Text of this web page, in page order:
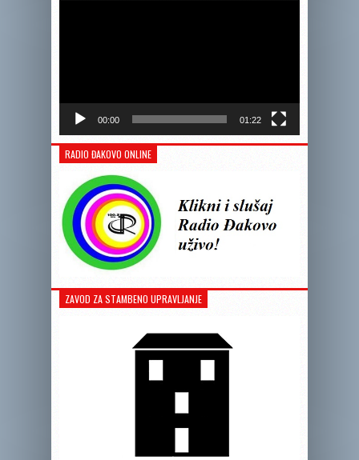
00:00 01:22
RADIO ĐAKOVO ONLINE
ZAVOD ZA STAMBENO UPRAVLJANJE